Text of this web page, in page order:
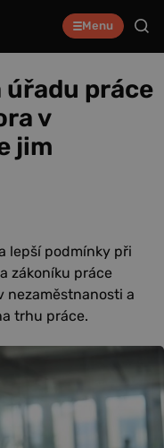
Menu
úřadu práce
v
jim
lepší podmínky při
zákoníku práce
nezaměstnanosti a
trhu práce.